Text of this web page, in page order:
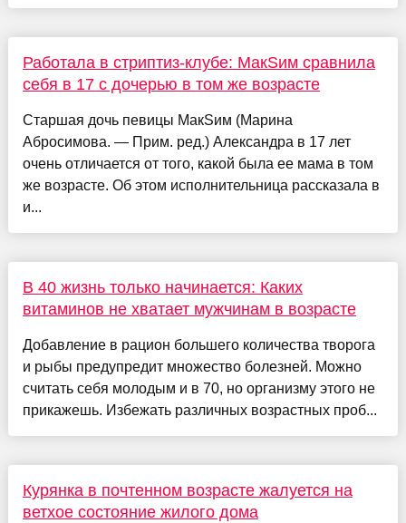
Работала в стриптиз-клубе: МакSим сравнила
себя в 17 с дочерью в том же возрасте
Старшая дочь певицы МакSим (Марина
Абросимова. — Прим. ред.) Александра в 17 лет
очень отличается от того, какой была ее мама в том
же возрасте. Об этом исполнительница рассказала в
и...
В 40 жизнь только начинается: Каких
витаминов не хватает мужчинам в возрасте
Добавление в рацион большего количества творога
и рыбы предупредит множество болезней. Можно
считать себя молодым и в 70, но организму этого не
прикажешь. Избежать различных возрастных проб...
Курянка в почтенном возрасте жалуется на
ветхое состояние жилого дома